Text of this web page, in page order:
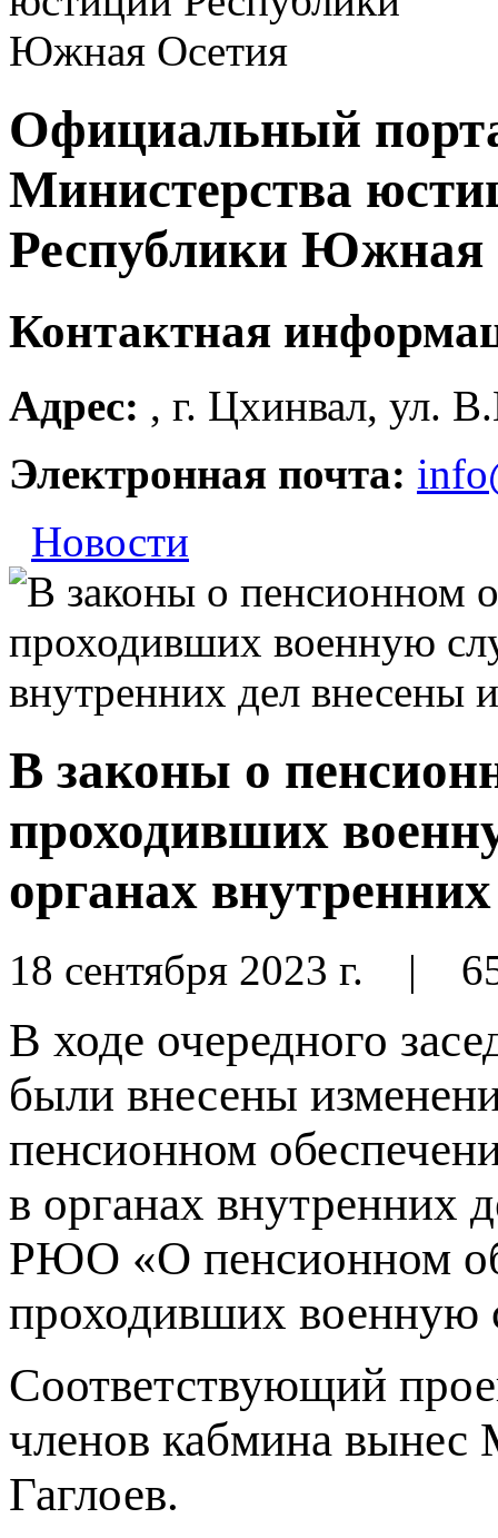
Официальный
Министерства
Республики Южная
Контактная
Адрес: , г. Цхинвал, ул.
Электронная почта:
Новости
В законы о
проходивших
органах
18 сентября 2023 г. |
В ходе очередного
были внесены
пенсионном
в органах внутренних
РЮО «О пенсионном
проходивших военную
Соответствующий
членов кабмина
Гаглоев.